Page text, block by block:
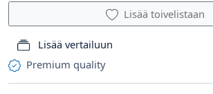
Premium quality
Lisää toivelistaan
Lisää vertailuun